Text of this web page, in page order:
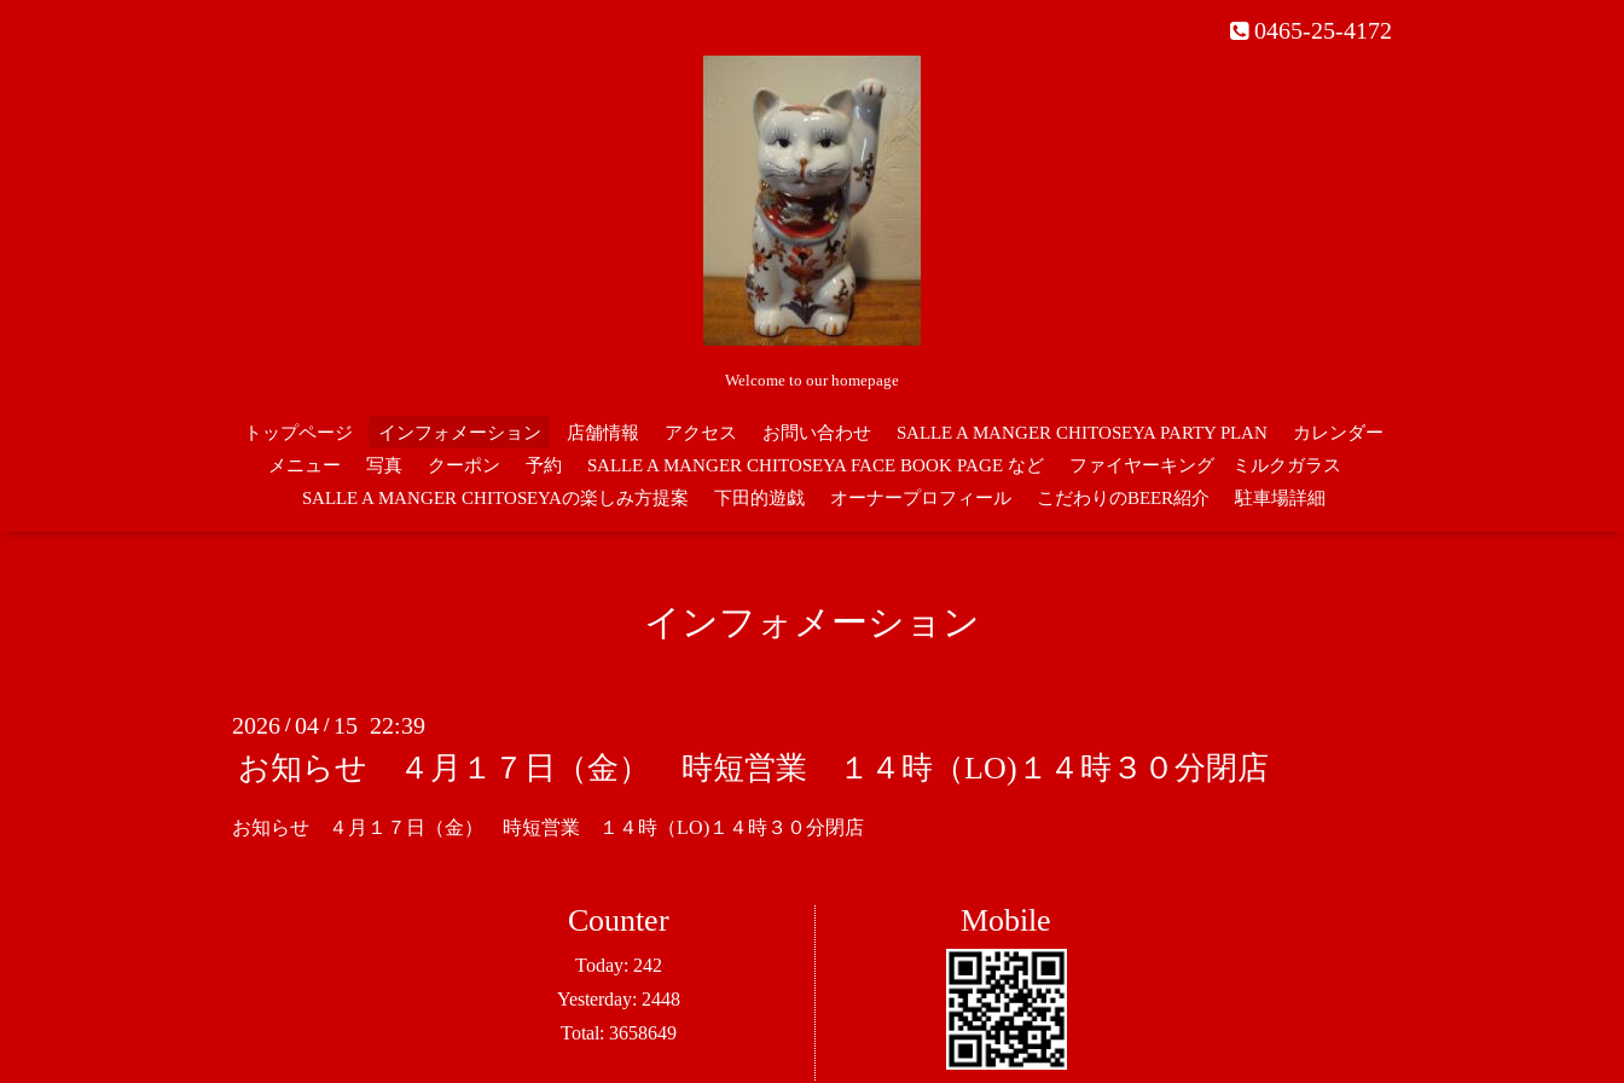
0465-25-4172
Welcome to our homepage
トップページ インフォメーション 店舗情報 アクセス お問い合わせ SALLE A MANGER CHITOSEYA PARTY PLAN
カレンダー
メニュー
写真 クーポン 予約 SALLE A MANGER CHITOSEYA FACE BOOK PAGE など
ファイヤーキング ミルクガラス
SALLE A MANGER CHITOSEYAの楽しみ方提案
下田的遊戯 オーナープロフィール こだわりのBEER紹介 駐車場詳細
インフォメーション
2026 /04 / 15 22:39
お知らせ ４月１７日（金） 時短営業 １４時（LO)１４時３０分閉店
お知らせ ４月１７日（金） 時短営業 １４時（LO)１４時３０分閉店
Counter
Today: 242
Yesterday: 2448
Total: 3658649
Mobile